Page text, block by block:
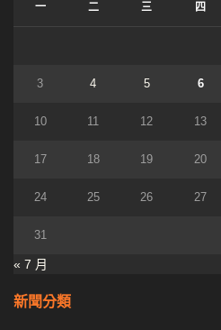
一 二 三 四
3 4 5 6
10 11 12 13
17 18 19 20
24 25 26 27
31
« 7 月
新聞分類